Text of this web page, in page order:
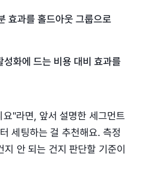
효과를 홀드아웃 그룹으로
성화에 드는 비용 대비 효과를
"라면, 앞서 설명한 세그먼트
세팅하는 걸 추천해요. 측정
지 안 되는 건지 판단할 기준이